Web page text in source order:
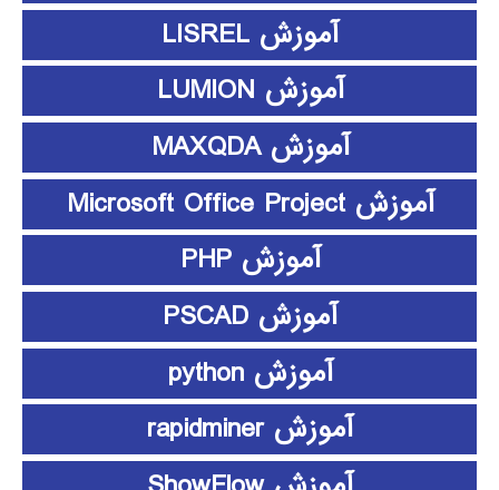
آموزش LISREL
آموزش LUMION
آموزش MAXQDA
آموزش Microsoft Office Project
آموزش PHP
آموزش PSCAD
آموزش python
آموزش rapidminer